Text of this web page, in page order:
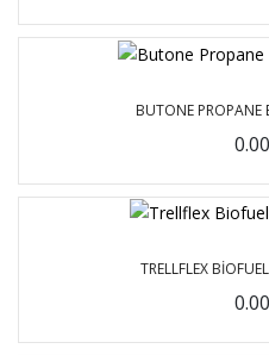
BUTONE
TRELLFLEX